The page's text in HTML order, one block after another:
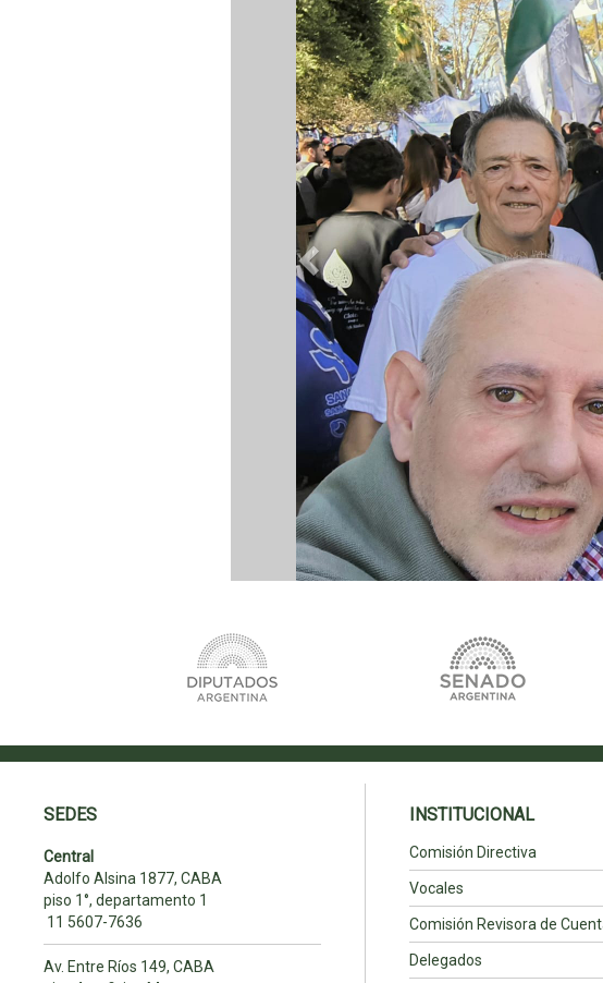
SEDES
Central
Adolfo Alsina 1877, CABA
piso 1°, departamento 1
11 5607-7636
Av. Entre Ríos 149, CABA
INSTITUCIONAL
Comisión Directiva
Vocales
Comisión Revisora de
Delegados